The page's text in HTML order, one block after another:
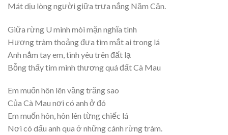
Mát dịu lòng người giữa trưa nắng Năm Căn.
Giữa rừng U minh mòi mặn nghĩa tình
Hương tràm thoảng đưa tìm mắt ai trong lá
Anh nắm tay em, tình yêu trên đất lạ
Bỗng thấy tim mình thương quá đất Cà Mau
Em muốn hôn lên vầng trăng sao
Của Cà Mau nơi có anh ở đó
Em muốn hôn, hôn lên từng chiếc lá
Nơi có dấu anh qua ở những cánh rừng tràm.